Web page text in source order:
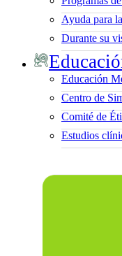
Ayuda para
Durante su
Educación
Centro de
Comité de
Estudios